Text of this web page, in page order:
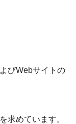
びWebサイトの
求めています。